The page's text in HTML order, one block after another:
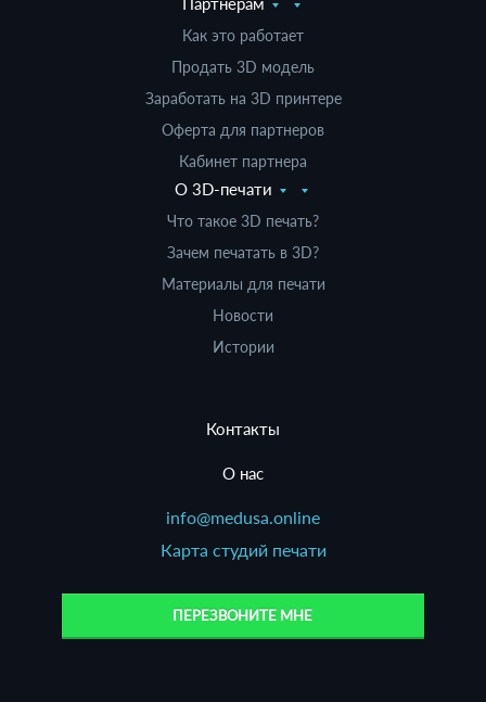
Как это работает
Продать 3D модель
Заработать на 3D принтере
Оферта для партнеров
Кабинет партнера
О 3D-печати
Что такое 3D печать?
Зачем печатать в 3D?
Материалы для печати
Новости
Истории
Контакты
О нас
info@medusa.online
Карта студий печати
ПЕРЕЗВОНИТЕ МНЕ